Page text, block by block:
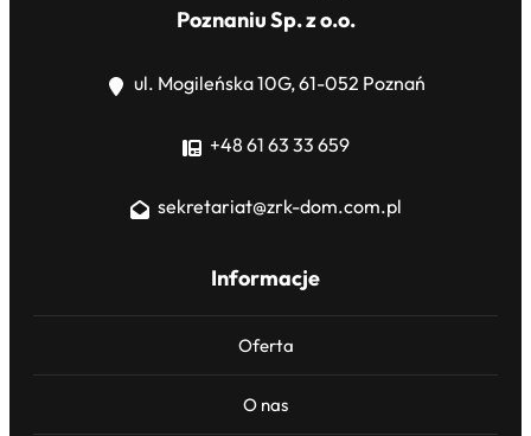
Poznaniu Sp. z o.o.
ul. Mogileńska 10G, 61-052 Poznań
+48 61 63 33 659
sekretariat@zrk-dom.com.pl
Informacje
Oferta
O nas